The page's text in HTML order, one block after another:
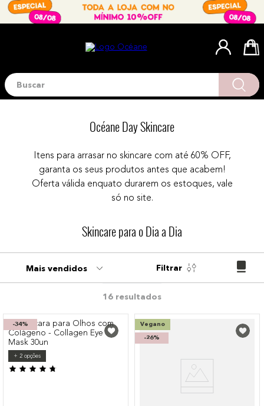
Buscar
Océane Day Skincare
Itens para arrasar no skincare com até 60% OFF,
garanta os seus produtos antes que acabem!
Oferta válida enquato durarem os estoques, vale
só no site.
Skincare para o Dia a Dia
Mais vendidos Filtrar
16
-34%
+ 2opções
Vegano
-26%
Termos mais buscados
base
mini
8º
pó